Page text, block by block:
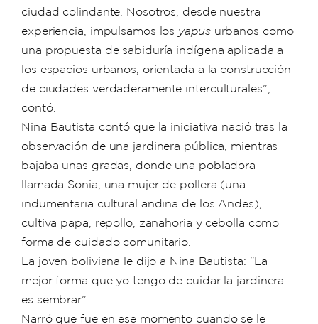
ciudad colindante. Nosotros, desde nuestra
experiencia, impulsamos los yapusurbanos como
una propuesta de sabiduría indígena aplicada a
los espacios urbanos, orientada a la construcción
de ciudades verdaderamente interculturales”,
contó.
Nina Bautista contó que la iniciativa nació tras la
observación de una jardinera pública, mientras
bajaba unas gradas, donde una pobladora
llamada Sonia, una mujer de pollera (una
indumentaria cultural andina de los Andes),
cultiva papa, repollo, zanahoria y cebolla como
forma de cuidado comunitario.
La joven boliviana le dijo a Nina Bautista: “La
mejor forma que yo tengo de cuidar la jardinera
es sembrar”.
Narró que fue en ese momento cuando se le